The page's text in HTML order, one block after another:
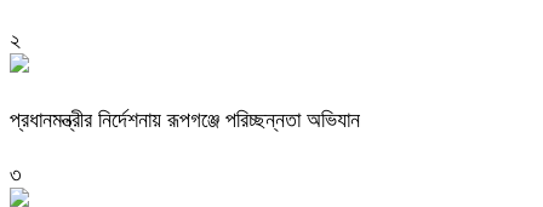
২
প্রধানমন্ত্রীর নির্দেশনায় রূপগঞ্জে পরিচ্ছন্নতা অভিযান
৩